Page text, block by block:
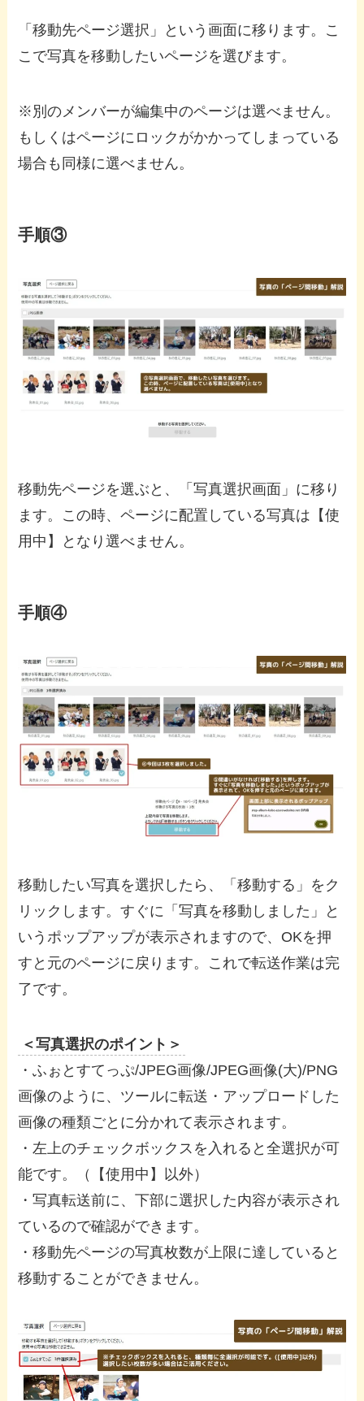
「移動先ページ選択」という画面に移ります。こ
こで写真を移動したいページを選びます。
※別のメンバーが編集中のページは選べません。
もしくはページにロックがかかってしまっている
場合も同様に選べません。
手順③
移動先ページを選ぶと、「写真選択画面」に移り
ます。この時、ページに配置している写真は【使
用中】となり選べません。
手順④
移動したい写真を選択したら、「移動する」をク
リックします。すぐに「写真を移動しました」と
いうポップアップが表示されますので、OKを押
すと元のページに戻ります。これで転送作業は完
了です。
＜写真選択のポイント＞
・ふぉとすてっぷ/JPEG画像/JPEG画像(大)/PNG
画像のように、ツールに転送・アップロードした
画像の種類ごとに分かれて表示されます。
・左上のチェックボックスを入れると全選択が可
能です。（【使用中】以外）
・写真転送前に、下部に選択した内容が表示され
ているので確認ができます。
・移動先ページの写真枚数が上限に達していると
移動することができません。